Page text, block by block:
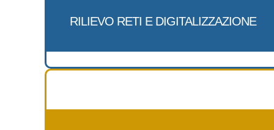
RILIEVO RETI E DIGITALIZZAZIONE